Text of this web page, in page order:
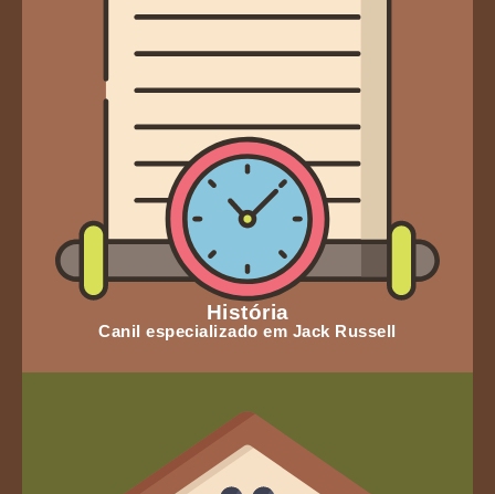
História
Canil especializado em Jack Russell